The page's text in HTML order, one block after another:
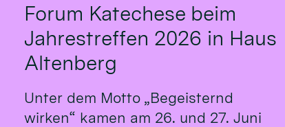
Forum Katechese beim
Jahrestreffen 2026 in Haus
Altenberg
Unter dem Motto „Begeisternd
wirken“ kamen am 26. und 27. Juni